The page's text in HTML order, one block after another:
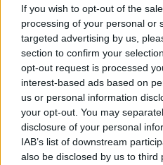
If you wish to opt-out of the
processing of your personal or
targeted advertising by us,
section to confirm your
opt-out request is processed
interest-based ads based on
us or personal information
your opt-out. You may
disclosure of your personal
IAB’s list of downstream
also be disclosed by us to third